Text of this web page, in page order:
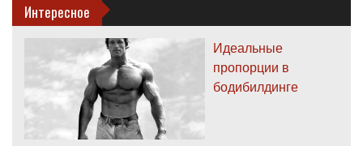
Интересное
Идеальные
пропорции в
бодибилдинге